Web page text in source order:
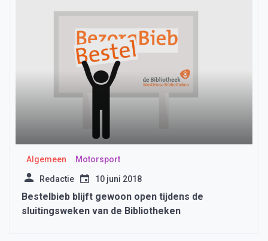
Algemeen Motorsport
Redactie 10 juni 2018
Bestelbieb blijft gewoon open tijdens de
sluitingsweken van de Bibliotheken